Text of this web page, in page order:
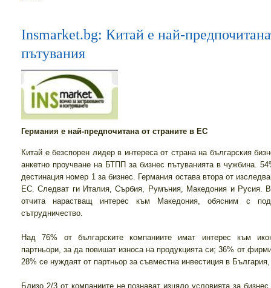
Insmarket.bg: Китай е най-
пътувания
Германия е най-предпочитана от страните в ЕС
Китай е безспорен лидер в интереса от страна на българския
анкетно проучване на БТПП за бизнес пътуванията в чужбина.
дестинация номер 1 за бизнес. Германия остава втора от
ЕС. Следват ги Италия, Сърбия, Румъния, Македония и Русия.
отчита нарастващ интерес към Македония, обясним с
сътрудничество.
Над 76% от българските компаниите имат интерес към
партньори, за да повишат износа на продукцията си; 36% от
28% се нуждаят от партньор за съвместна инвестиция в
Близо 2/3 от компаниите не познават изцяло условията за